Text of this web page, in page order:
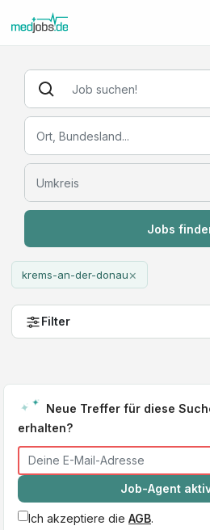
Jobs
krems-an-der-donau×
Filter
Neue Treffer für diese
erhalten?
Job-Agent
Ich akzeptiere die AGB.